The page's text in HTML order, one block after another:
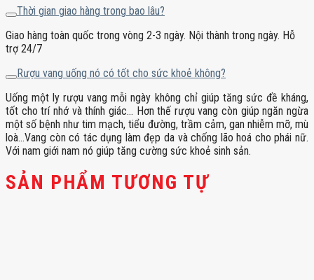
Thời gian giao hàng trong bao lâu?
Giao hàng toàn quốc trong vòng 2-3 ngày. Nội thành trong ngày. Hỗ
trợ 24/7
Rượu vang uống nó có tốt cho sức khoẻ không?
Uống một ly rượu vang mỗi ngày không chỉ giúp tăng sức đề kháng,
tốt cho trí nhớ và thính giác… Hơn thế rượu vang còn giúp ngăn ngừa
một số bệnh như tim mạch, tiểu đường, trầm cảm, gan nhiễm mỡ, mù
loà…Vang còn có tác dụng làm đẹp da và chống lão hoá cho phái nữ.
Với nam giới nam nó giúp tăng cường sức khoẻ sinh sản.
SẢN PHẨM TƯƠNG TỰ